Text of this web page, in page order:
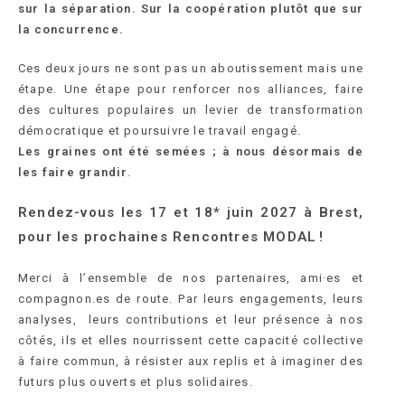
sur la séparation. Sur la coopération plutôt que sur
la concurrence.
Ces deux jours ne sont pas un aboutissement mais une
étape. Une étape pour renforcer nos alliances, faire
des cultures populaires un levier de transformation
démocratique et poursuivre le travail engagé.
Les graines ont été semées ; à nous désormais de
les faire grandir
Rendez-vous les 17 et 18* juin 2027 à Brest,
pour les prochaines Rencontres MODAL !
Merci à l’ensemble de nos partenaires, ami·es et
compagnon.es de route. Par leurs engagements, leurs
analyses, leurs contributions et leur présence à nos
côtés, ils et elles nourrissent cette capacité collective
à faire commun, à résister aux replis et à imaginer des
futurs plus ouverts et plus solidaires.